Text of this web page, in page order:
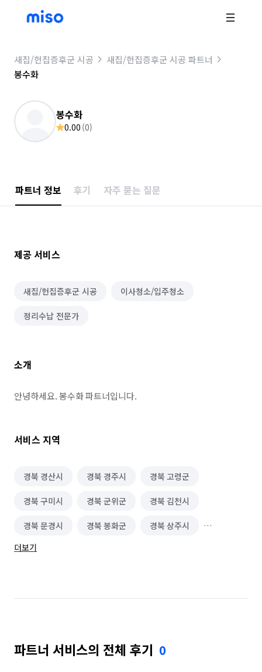
새집/헌집증후군 시공
새집/헌집증후군 시공 파트너
봉수화
봉수화
0.00 (0)
파트너 정보 후기 자주 묻는 질문
제공 서비스
새집/헌집증후군 시공 이사청소/입주청소
정리수납 전문가
소개
안녕하세요. 봉수화 파트너입니다.
서비스 지역
경북 경산시 경북 경주시 경북 고령군
경북 구미시 경북 군위군 경북 김천시
경북 문경시 경북 봉화군 경북 상주시
경북 성주군
경북 예천군 경북 울릉군 경북 울진군
경북 칠곡군 경북 포항시 남구
더보기
파트너 서비스의 전체 후기 0